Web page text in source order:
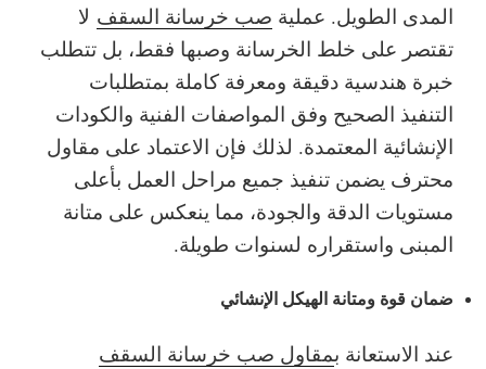
المدى الطويل. عملية صب خرسانة السقف لا
تقتصر على خلط الخرسانة وصبها فقط، بل تتطلب
خبرة هندسية دقيقة ومعرفة كاملة بمتطلبات
التنفيذ الصحيح وفق المواصفات الفنية والكودات
الإنشائية المعتمدة. لذلك فإن الاعتماد على مقاول
محترف يضمن تنفيذ جميع مراحل العمل بأعلى
مستويات الدقة والجودة، مما ينعكس على متانة
المبنى واستقراره لسنوات طويلة.
ضمان قوة ومتانة الهيكل الإنشائي
عند الاستعانة بمقاول صب خرسانة السقف